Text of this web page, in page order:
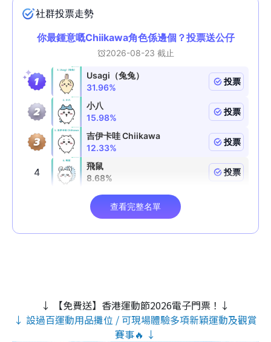
↓ 【免費送】香港運動節2026電子門票！↓
↓ 設過百運動用品攤位 / 可現場體驗多項新穎運動及觀賞
賽事🔥 ↓